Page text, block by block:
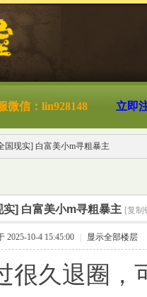
微信：lin928148 立即
国现实] 白富美小m寻粗暴主
实] 白富美小m寻粗暴主 [复制
2025-10-4 15:45:00 显示全部楼层
很久退圈，